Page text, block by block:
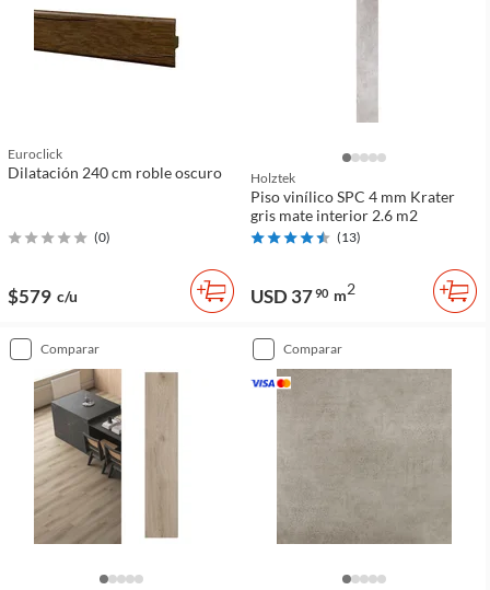
Euroclick
Dilatación 240 cm roble oscuro
(0)
$579 c/u
Holztek
Piso vinílico SPC 4 mm Krater
gris mate interior 2.6 m2
(13)
USD 3790 m2
comparar comparar